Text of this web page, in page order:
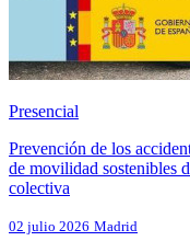
Presencial
Prevención de los
de movilidad sostenibles
colectiva
02 julio 2026 Madrid